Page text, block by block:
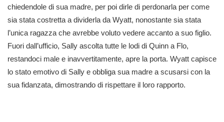
chiedendole di sua madre, per poi dirle di perdonarla per come
sia stata costretta a dividerla da Wyatt, nonostante sia stata
l’unica ragazza che avrebbe voluto vedere accanto a suo figlio.
Fuori dall’ufficio, Sally ascolta tutte le lodi di Quinn a Flo,
restandoci male e inavvertitamente, apre la porta. Wyatt capisce
lo stato emotivo di Sally e obbliga sua madre a scusarsi con la
sua fidanzata, dimostrando di rispettare il loro rapporto.